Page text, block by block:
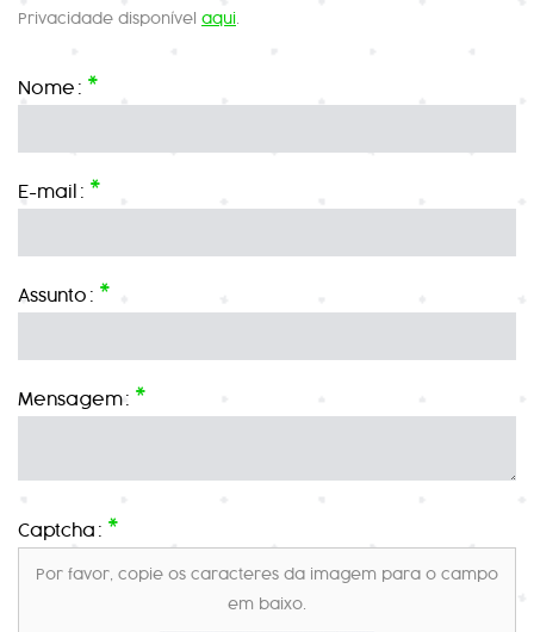
Privacidade disponível aqui .
Nome: *
E-mail: *
Assunto: *
Mensagem: *
Captcha: *
Por favor, copie os caracteres da imagem para o campo
em baixo.